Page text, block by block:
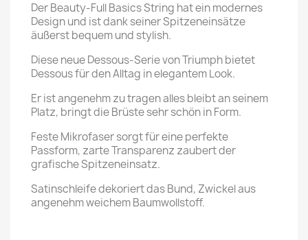
Der Beauty-Full Basics String hat ein modernes
Design und ist dank seiner Spitzeneinsätze
äußerst bequem und stylish.
Diese neue Dessous-Serie von Triumph bietet
Dessous für den Alltag in elegantem Look.
Er ist angenehm zu tragen alles bleibt an seinem
Platz, bringt die Brüste sehr schön in Form.
Feste Mikrofaser sorgt für eine perfekte
Passform, zarte Transparenz zaubert der
grafische Spitzeneinsatz.
Satinschleife dekoriert das Bund, Zwickel aus
angenehm weichem Baumwollstoff.